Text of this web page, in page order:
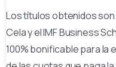
Los títulos obtenidos son
Cela y el IMF Business
100% bonificable para la